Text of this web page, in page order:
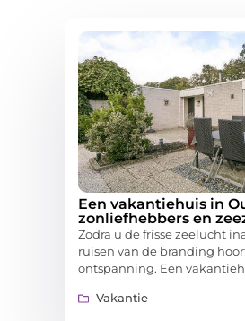
Een vakantiehuis in
zonliefhebbers en
Zodra u de frisse zeelucht
ruisen van de branding
ontspanning. Een
Vakantie